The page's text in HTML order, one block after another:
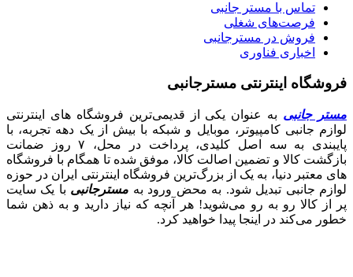
تماس با مستر جانبی
فرصت‌های شغلی
فروش در مسترجانبی
اخباری فناوری
فروشگاه اینترنتی مسترجانبی
مستر جانبی به عنوان یکی از قدیمی‌ترین فروشگاه های اینترنتی
لوازم جانبی کامپیوتر، موبایل و شبکه با بیش از یک دهه تجربه، با
پایبندی به سه اصل کلیدی، پرداخت در محل، ۷ روز ضمانت
بازگشت کالا و تضمین اصالت کالا، موفق شده تا همگام با فروشگاه‌
های معتبر دنیا، به یک از بزرگ‌ترین فروشگاه اینترنتی ایران در حوزه
لوازم جانبی تبدیل شود. به محض ورود به مسترجانبی با یک سایت
پر از کالا رو به رو می‌شوید! هر آنچه که نیاز دارید و به ذهن شما
خطور می‌کند در اینجا پیدا خواهید کرد.